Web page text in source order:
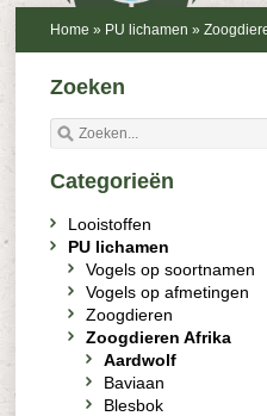
Home » PU lichamen »
Zoeken
Categorieën
Looistoffen
PU lichamen
Vogels op soortnamen
Vogels op afmetingen
Zoogdieren
Zoogdieren Afrika
Aardwolf
Baviaan
Blesbok